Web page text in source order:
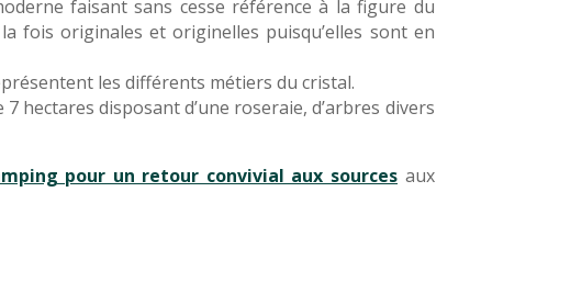
faisant sans cesse référence à la figure du
fois originales et originelles puisqu’elles sont en
les différents métiers du cristal.
hectares disposant d’une roseraie, d’arbres divers
pour un retour convivial aux sources aux